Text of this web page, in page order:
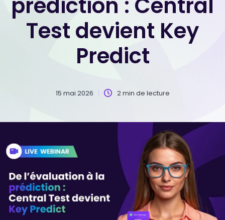
Test devient Key
Predict
15 mai 2026 2 min de lecture